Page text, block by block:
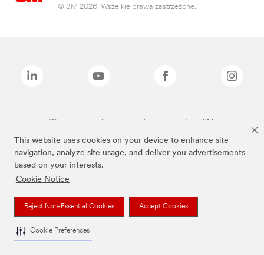
This website uses cookies on your device to enhance site
navigation, analyze site usage, and deliver you advertisements
based on your interests.
Cookie Notice
Reject Non-Essential Cookies Accept Cookies
Cookie Preferences
© 3M 2026. Wszelkie prawa zastrzeżone.
Wymienione marki są znakami towarowymi firmy 3M.